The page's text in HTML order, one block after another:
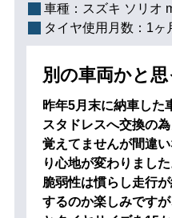
車種： スズキ ソリオ
タイヤ使用月数： 1ヶ
別の車両かと
昨年5月末に納車した
スタドレスへ交換の
覚えてませんが間違
り心地が変わりました
脆弱性は慣らし走行
するのか楽しみです